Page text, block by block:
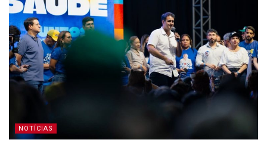
NOTÍCIAS